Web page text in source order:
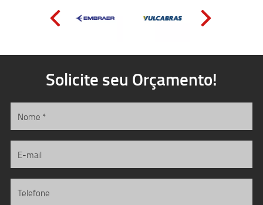
Solicite seu Orçamento!